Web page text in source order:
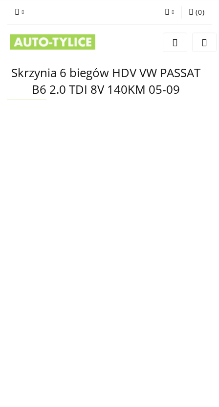
Zaloguj się
Dodaj zgłoszenie
(0)
Skrzynia 6 biegów HDV VW PASSAT
B6 2.0 TDI 8V 140KM 05-09